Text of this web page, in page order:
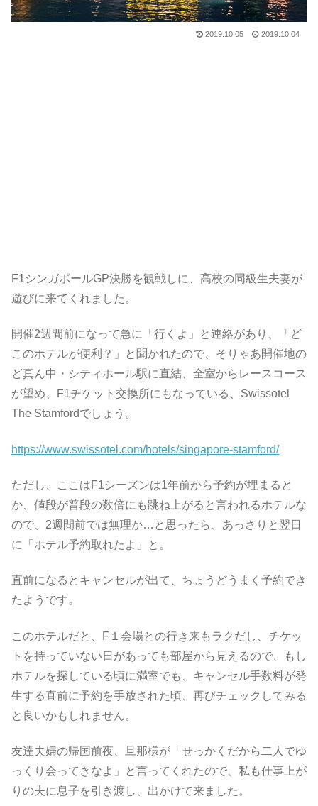
2019.10.05 2019.10.04
F1シンガポールGP決勝を観戦しに、高校の同級生夫妻が
遊びに来てくれました。
開催2週間前になって急に「行くよ」と連絡があり、「ど
このホテルが便利？」と聞かれたので、そりゃあ開催地の
ど真ん中・シティホール駅に直結、全室からレースコース
が望め、F1チケット交換所にもなっている、Swissotel
The Stamfordでしょう。
https://www.swissotel.com/hotels/singapore-stamford/
ただし、ここはF1シーズンは1年前から予約が埋まると
か、値段が普段の数倍にも跳ね上がると言われるホテルな
ので、2週間前では無理か…と思ったら、あっさりと翌日
に「ホテル予約取れたよ」と。
直前になるとキャンセルが出て、ちょうどうまく予約でき
たようです。
このホテルだと、F１会場との行き来もラクだし、チケッ
トを持っていない日があっても部屋から見えるので、もし
ホテルを探している頃に満室でも、キャンセル手数料が発
生する直前に予約を手放された頃、再びチェックしてみる
と良いかもしれません。
友達夫婦の帰国前夜、旦那様が「せっかくだから二人でゆ
っくり会ってきなよ」と言ってくれたので、私も仕事上が
りの夫に息子を引き渡し、出かけて来ました。